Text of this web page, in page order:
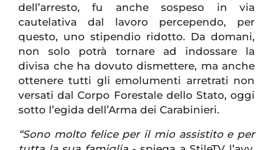
dell’arresto, fu anche sospeso in via
cautelativa dal lavoro percependo, per
questo, uno stipendio ridotto. Da domani,
non solo potrà tornare ad indossare la
divisa che ha dovuto dismettere, ma anche
ottenere tutti gli emolumenti arretrati non
versati dal Corpo Forestale dello Stato, oggi
sotto l’egida dell’Arma dei Carabinieri.
“Sono molto felice per il mio assistito e per